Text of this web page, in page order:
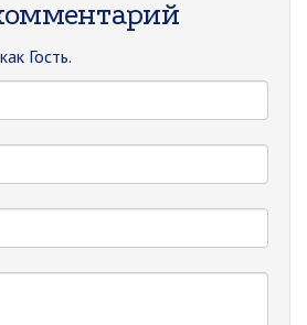
Гость.